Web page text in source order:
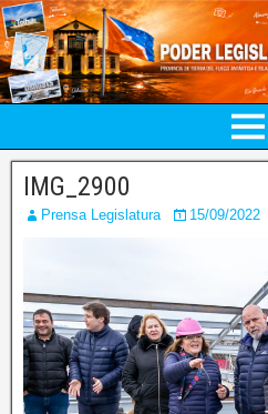
IMG_2900
Prensa Legislatura 15/09/2022